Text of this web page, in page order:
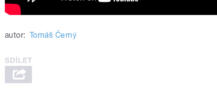
autor: Tomáš Černý